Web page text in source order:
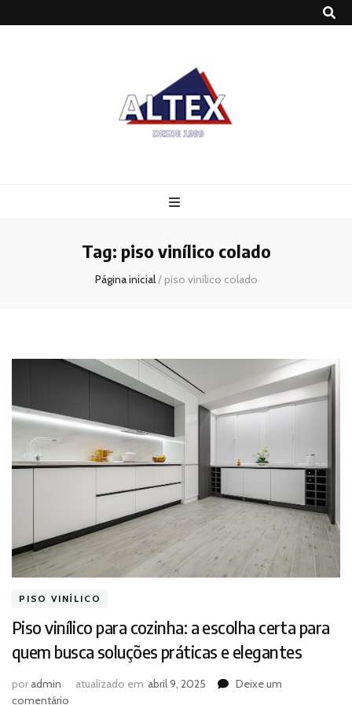
Tag: piso vinílico colado
Página inicial/ piso vinílico colado
PISO VINÍLICO
Piso vinílico para cozinha: a escolha certa para
quem busca soluções práticas e elegantes
poradmin atualizado em abril 9, 2025
Deixe um
comentário